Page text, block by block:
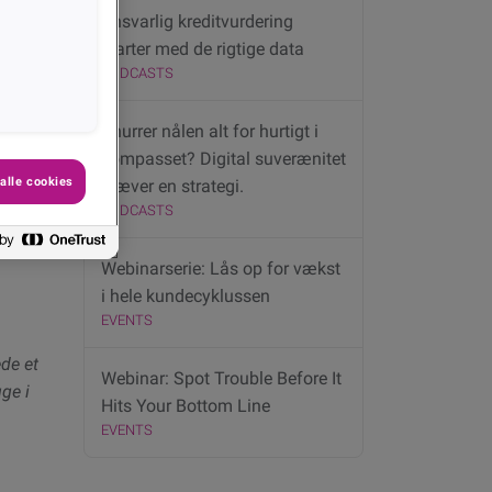
et
i
Ansvarlig kreditvurdering
starter med de rigtige data
PODCASTS
Snurrer nålen alt for hurtigt i
kompasset? Digital suverænitet
kræver en strategi.
PODCASTS
Webinarserie: Lås op for vækst
i hele kundecyklussen
EVENTS
Webinar: Spot Trouble Before It
Hits Your Bottom Line
EVENTS
cookies